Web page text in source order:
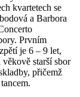
kvartetech se
a Barbora
Prvním
je 6 – 9 let,
starší sbor
přičemž